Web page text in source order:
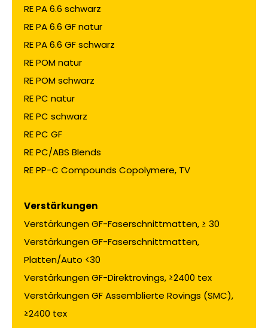
RE PA 6.6 schwarz
RE PA 6.6 GF natur
RE PA 6.6 GF schwarz
RE POM natur
RE POM schwarz
RE PC natur
RE PC schwarz
RE PC GF
RE PC/ABS Blends
RE PP-C Compounds Copolymere, TV
Verstärkungen
Verstärkungen GF-Faserschnittmatten, ≥ 30
Verstärkungen GF-Faserschnittmatten,
Platten/Auto <30
Verstärkungen GF-Direktrovings, ≥2400 tex
Verstärkungen GF Assemblierte Rovings (SMC),
≥2400 tex